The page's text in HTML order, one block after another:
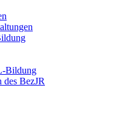
Bildung
des BezJR